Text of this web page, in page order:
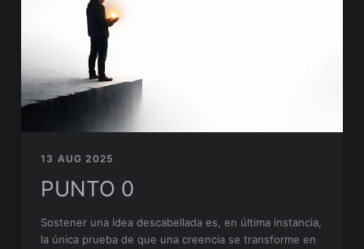
13 AUG 2025
PUNTO 0
Sostener una idea descabellada es, en última instancia,
la única prueba de que una creencia se transforme en